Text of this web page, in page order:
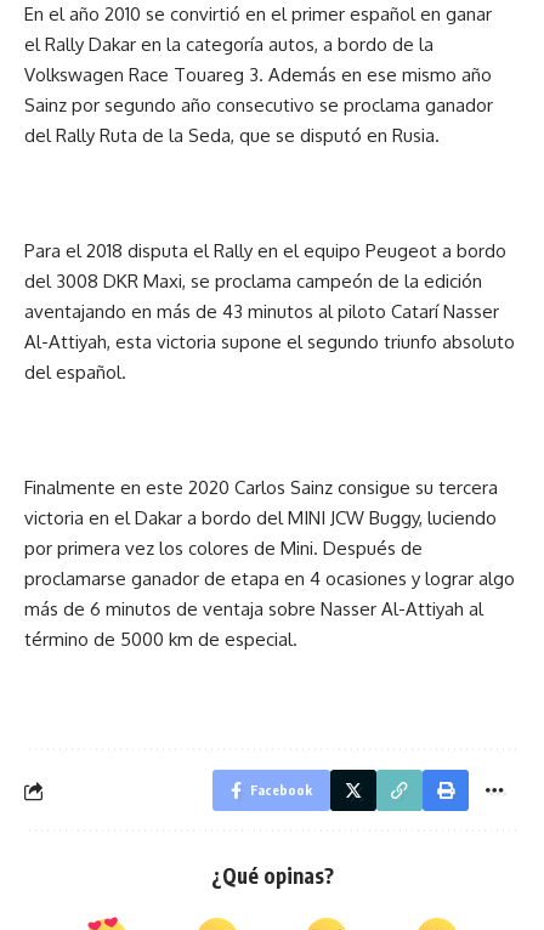
En el año 2010 se convirtió en el primer español en ganar
el Rally Dakar en la categoría autos, a bordo de la
Volkswagen Race Touareg 3. Además en ese mismo año
Sainz por segundo año consecutivo se proclama ganador
del Rally Ruta de la Seda, que se disputó en Rusia.
Para el 2018 disputa el Rally en el equipo Peugeot a bordo
del 3008 DKR Maxi, se proclama campeón de la edición
aventajando en más de 43 minutos al piloto Catarí Nasser
Al-Attiyah, esta victoria supone el segundo triunfo absoluto
del español.
Finalmente en este 2020 Carlos Sainz consigue su tercera
victoria en el Dakar a bordo del MINI JCW Buggy, luciendo
por primera vez los colores de Mini. Después de
proclamarse ganador de etapa en 4 ocasiones y lograr algo
más de 6 minutos de ventaja sobre Nasser Al-Attiyah al
término de 5000 km de especial.
Facebook
¿Qué opinas?